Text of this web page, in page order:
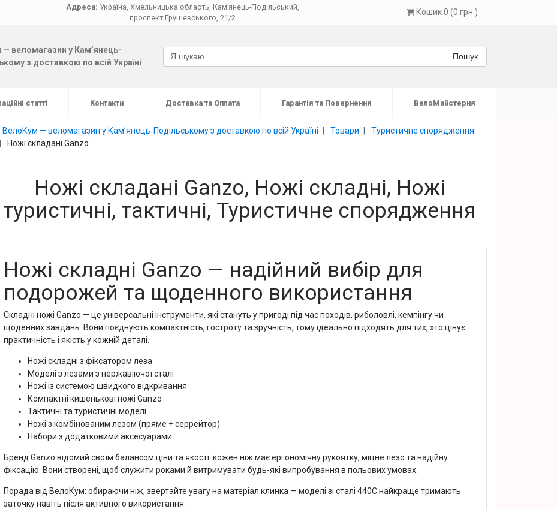
Адреса: Україна Хмельницька область Кам’янець-Подільський
проспект Грушевського, 21/2
Кошик 0 (0 грн.)
— веломагазин у Кам’янець-
з доставкою по всій Україні
Пошук
статті Контакти Доставка та Оплата Гарантія та Повернення ВелоМайстерня
ВелоКум — веломагазин у Кам’янець-Подільському з доставкою по всій Україні Товари
Туристичне спорядження
Ножі складані Ganzo
Ножі складані Ganzo, Ножі складні, Ножі
туристичні, тактичні, Туристичне спорядження
Ножі складні Ganzo — надійний вибір для
подорожей та щоденного використання
Складні ножі Ganzo — це універсальні інструменти, які стануть у пригоді під час походів, риболовлі, кемпінгу чи
щоденних завдань. Вони поєднують компактність, гостроту та зручність, тому ідеально підходять для тих, хто цінує
практичність і якість у кожній деталі.
Ножі складні з фіксатором леза
Моделі з лезами з нержавіючої сталі
Ножі із системою швидкого відкривання
Компактні кишенькові ножі Ganzo
Тактичні та туристичні моделі
Ножі з комбінованим лезом (пряме + серрейтор)
Набори з додатковими аксесуарами
Бренд Ganzo відомий своїм балансом ціни та якості: кожен ніж має ергономічну рукоятку, міцне лезо та надійну
фіксацію. Вони створені, щоб служити роками й витримувати будь-які випробування в польових умовах.
Порада від ВелоКум: обираючи ніж, звертайте увагу на матеріал клинка — моделі зі сталі 440C найкраще тримають
заточку навіть після активного використання.